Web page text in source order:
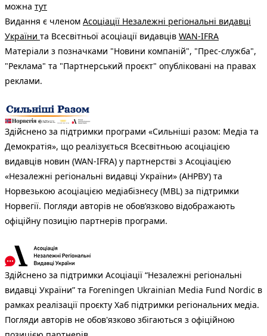
можна тут
Видання є членом Асоціації Незалежні регіональні видавці
України та Всесвітньої асоціації видавців WAN-IFRA
Матеріали з позначками "Новини компаній", "Прес-служба",
"Реклама" та "Партнерський проєкт" опубліковані на правах
реклами.
Здійснено за підтримки програми «Сильніші разом: Медіа та
Демократія», що реалізується Всесвітньою асоціацією
видавців новин (WAN-IFRA) у партнерстві з Асоціацією
«Незалежні регіональні видавці України» (АНРВУ) та
Норвезькою асоціацією медіабізнесу (MBL) за підтримки
Норвегії. Погляди авторів не обов’язково відображають
офіційну позицію партнерів програми.
Здійснено за підтримки Асоціації “Незалежні регіональні
видавці України” та Foreningen Ukrainian Media Fund Nordic в
рамках реалізації проєкту Хаб підтримки регіональних медіа.
Погляди авторів не обов'язково збігаються з офіційною